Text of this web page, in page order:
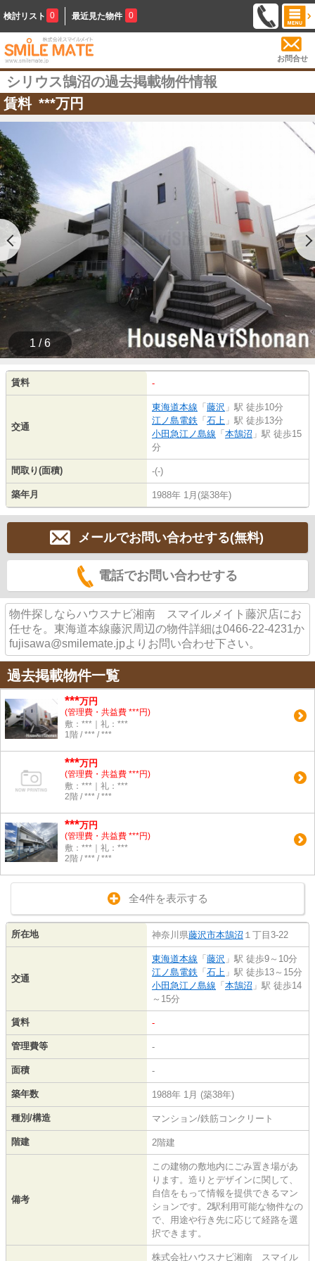
検討リスト 0 最近見た物件 0
お問合せ
シリウス鵠沼の過去掲載物件情報
賃料 ***万円
1 / 6
賃料 -
交通
東海道本線 「 藤沢 」駅 徒歩10分
江ノ島電鉄 「 石上 」駅 徒歩13分
小田急江ノ島線 「 本鵠沼 」駅 徒歩15
分
間取り(面積) -(-)
築年月 1988年 1月(築38年)
メールでお問い合わせする(無料)
電話でお問い合わせする
物件探しならハウスナビ湘南 スマイルメイト藤沢店にお
任せを。東海道本線藤沢周辺の物件詳細は0466-22-4231か
fujisawa@smilemate.jpよりお問い合わせ下さい。
過去掲載物件一覧
***万円
(管理費・共益費 ***円)
敷：***｜礼：***
1階 / *** / ***
***万円
(管理費・共益費 ***円)
敷：***｜礼：***
2階 / *** / ***
***万円
(管理費・共益費 ***円)
敷：***｜礼：***
2階 / *** / ***
全4件を表示する
所在地 神奈川県藤沢市本鵠沼 １丁目3-22
交通
東海道本線 「 藤沢 」駅 徒歩9～10分
江ノ島電鉄 「 石上 」駅 徒歩13～15分
小田急江ノ島線 「 本鵠沼 」駅 徒歩14
～15分
賃料 -
管理費等 -
面積 -
築年数 1988年 1月 (築38年)
種別/構造 マンション/鉄筋コンクリート
階建 2階建
備考
この建物の敷地内にごみ置き場があ
ります。造りとデザインに関して、
自信をもって情報を提供できるマン
ションです。2駅利用可能な物件なの
で、用途や行き先に応じて経路を選
択できます。
株式会社ハウスナビ湘南 スマイル